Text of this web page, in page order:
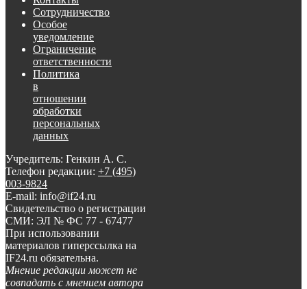
Сотрудничество
Особое
уведомление
Ограничение
ответственности
Политика
в
отношении
обработки
персональных
данных
Учредитель: Генкин А. С.
Телефон редакции: +7 (495)
003-9824
E-mail: info@if24.ru
Свидетельство о регистрации
СМИ: ЭЛ № ФС 77 - 67477
При использовании
материалов гиперссылка на
IF24.ru обязательна.
Мнение редакции может не
совпадать с мнением автора